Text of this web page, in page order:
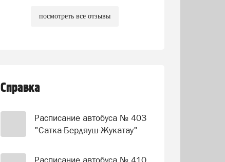
посмотреть все отзывы
Справка
Расписание автобуса № 403
"Сатка-Бердяуш-Жукатау"
Расписание автобуса № 410